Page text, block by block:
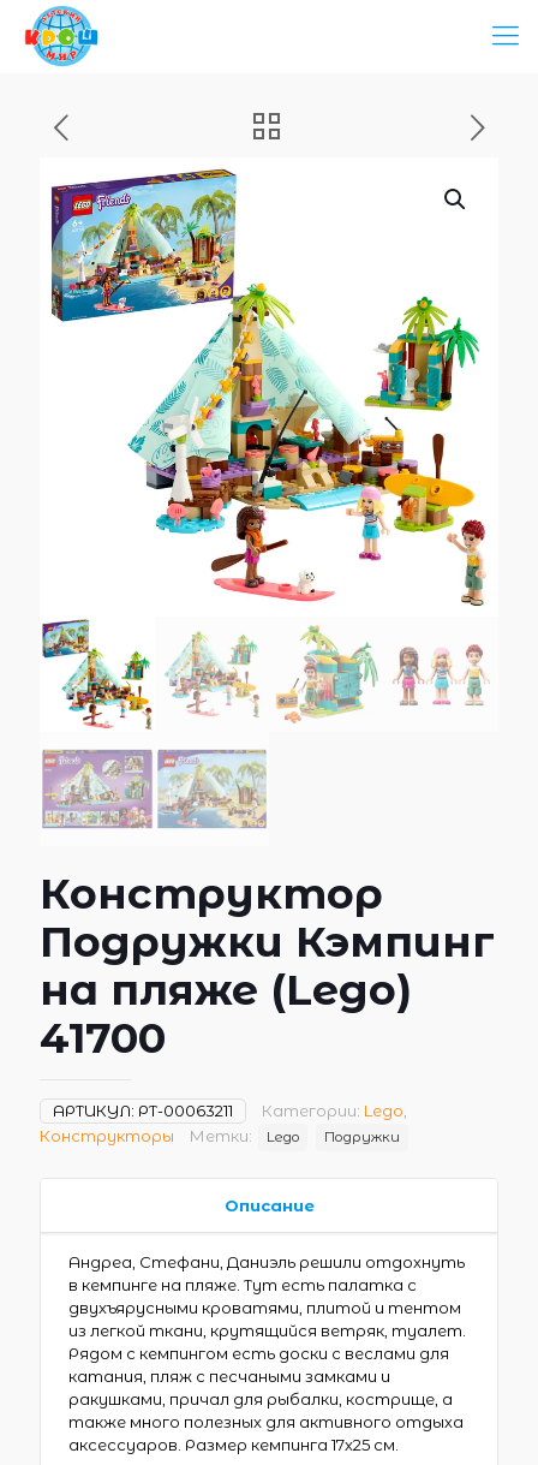
Конструктор
Подружки Кэмпинг
на пляже (Lego)
41700
АРТИКУЛ: РТ-00063211 Категории: Lego
Конструкторы
Метки: Lego Подружки
Описание
Андреа, Стефани, Даниэль решили отдохнуть
в кемпинге на пляже. Тут есть палатка с
двухъярусными кроватями, плитой и тентом
из легкой ткани, крутящийся ветряк, туалет.
Рядом с кемпингом есть доски с веслами для
катания, пляж с песчаными замками и
ракушками, причал для рыбалки, кострище, а
также много полезных для активного отдыха
аксессуаров. Размер кемпинга 17х25 см.